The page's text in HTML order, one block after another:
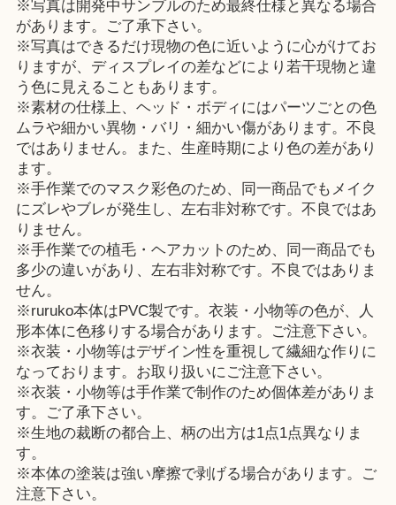
※写真は開発中サンプルのため最終仕様と異なる場合
があります。ご了承下さい。
※写真はできるだけ現物の色に近いように心がけてお
りますが、ディスプレイの差などにより若干現物と違
う色に見えることもあります。
※素材の仕様上、ヘッド・ボディにはパーツごとの色
ムラや細かい異物・バリ・細かい傷があります。不良
ではありません。また、生産時期により色の差があり
ます。
※手作業でのマスク彩色のため、同一商品でもメイク
にズレやブレが発生し、左右非対称です。不良ではあ
りません。
※手作業での植毛・ヘアカットのため、同一商品でも
多少の違いがあり、左右非対称です。不良ではありま
せん。
※ruruko本体はPVC製です。衣装・小物等の色が、人
形本体に色移りする場合があります。ご注意下さい。
※衣装・小物等はデザイン性を重視して繊細な作りに
なっております。お取り扱いにご注意下さい。
※衣装・小物等は手作業で制作のため個体差がありま
す。ご了承下さい。
※生地の裁断の都合上、柄の出方は1点1点異なりま
す。
※本体の塗装は強い摩擦で剥げる場合があります。ご
注意下さい。